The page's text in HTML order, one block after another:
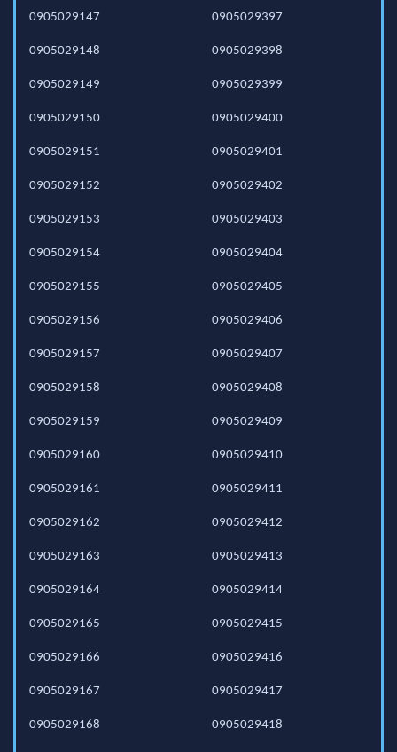
0905029147
0905029148
0905029149
0905029150
0905029151
0905029152
0905029153
0905029154
0905029155
0905029156
0905029157
0905029158
0905029159
0905029160
0905029161
0905029162
0905029163
0905029164
0905029165
0905029166
0905029167
0905029168
0905029397
0905029398
0905029399
0905029400
0905029401
0905029402
0905029403
0905029404
0905029405
0905029406
0905029407
0905029408
0905029409
0905029410
0905029411
0905029412
0905029413
0905029414
0905029415
0905029416
0905029417
0905029418